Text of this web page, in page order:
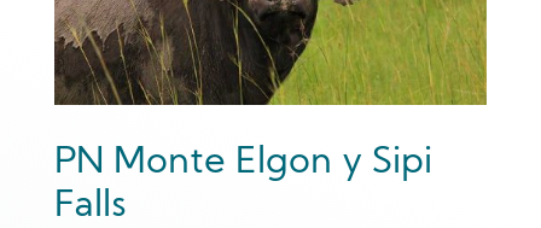
PN Monte Elgon y Sipi
Falls